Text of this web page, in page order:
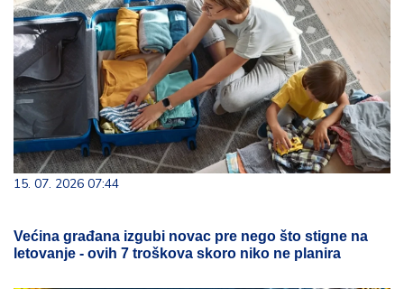
15. 07. 2026 07:44
Većina građana izgubi novac pre nego što stigne na
letovanje - ovih 7 troškova skoro niko ne planira